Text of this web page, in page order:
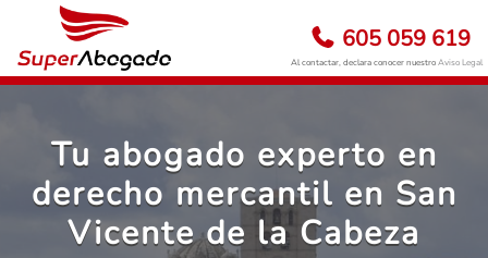
605 059 619
Al contactar, declara conocer nuestroAviso Legal
Tu abogado experto en
derecho mercantil en San
Vicente de la Cabeza